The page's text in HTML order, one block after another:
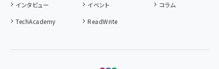
インタビュー
イベント
コラム
TechAcademy
ReadWrite